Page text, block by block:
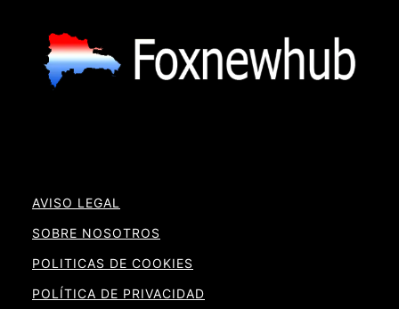
AVISO LEGAL
SOBRE NOSOTROS
POLITICAS DE COOKIES
POLÍTICA DE PRIVACIDAD